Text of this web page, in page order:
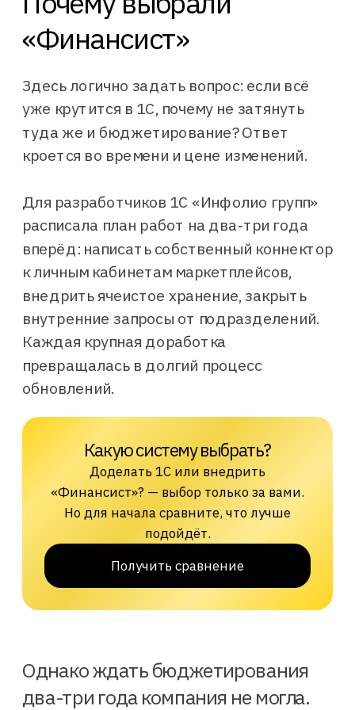
«Финансист»
Здесь логично задать вопрос: если всё
уже крутится в 1С, почему не затянуть
туда же и бюджетирование? Ответ
кроется во времени и цене изменений.
Для разработчиков 1С «Инфолио групп»
расписала план работ на два‑три года
вперёд: написать собственный коннектор
к личным кабинетам маркетплейсов,
внедрить ячеистое хранение, закрыть
внутренние запросы от подразделений.
Каждая крупная доработка
превращалась в долгий процесс
обновлений.
Однако ждать бюджетирования
два-три года компания не могла.
Дашборд «Казначейство»
как за 2 минуты ответить, сколько было
и будет денег у компании
Узнать больше